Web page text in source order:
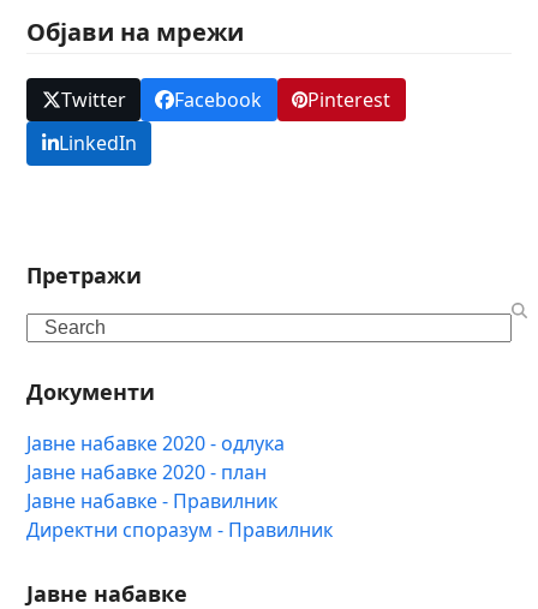
Објави на мрежи
Twitter Facebook
Pinterest
LinkedIn
Претражи
Search
Документи
Јавне набавке 2020 - одлука
Јавне набавке 2020 - план
Јавне набавке - Правилник
Директни споразум - Правилник
Јавне набавке